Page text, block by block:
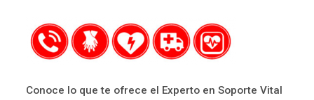
Conoce lo que te ofrece el Experto en Soporte Vital